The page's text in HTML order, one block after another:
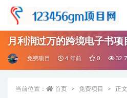
月利润过万的跨境电子书项
免费项目 4 年前 0
当前位置： 首页 免费项目 正文